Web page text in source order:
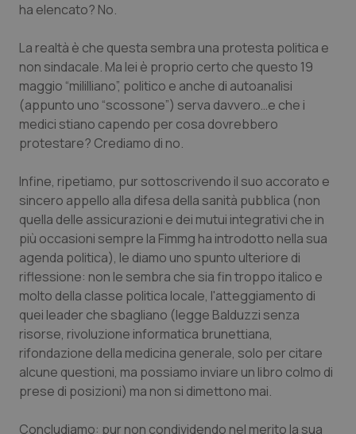
Vaccini
ha elencato? No.
La realtà è che questa sembra una protesta politica e
non sindacale. Ma lei è proprio certo che questo 19
maggio “mililliano”, politico e anche di autoanalisi
(appunto uno “scossone”) serva davvero…e che i
medici stiano capendo per cosa dovrebbero
protestare? Crediamo di no.
Infine, ripetiamo, pur sottoscrivendo il suo accorato e
sincero appello alla difesa della sanità pubblica (non
quella delle assicurazioni e dei mutui integrativi che in
più occasioni sempre la Fimmg ha introdotto nella sua
agenda politica), le diamo uno spunto ulteriore di
riflessione: non le sembra che sia fin troppo italico e
molto della classe politica locale, l'atteggiamento di
quei leader che sbagliano (legge Balduzzi senza
risorse, rivoluzione informatica brunettiana,
rifondazione della medicina generale, solo per citare
alcune questioni, ma possiamo inviare un libro colmo di
prese di posizioni) ma non si dimettono mai.
Concludiamo: pur non condividendo nel merito la sua